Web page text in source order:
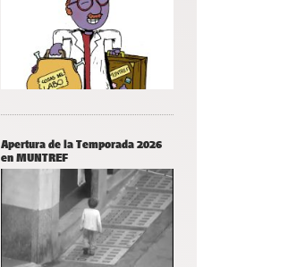
Apertura de la Temporada 2026
en MUNTREF